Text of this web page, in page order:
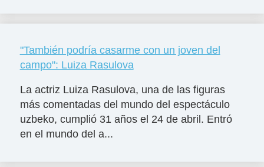
"También podría casarme con un joven del
campo": Luiza Rasulova
La actriz Luiza Rasulova, una de las figuras
más comentadas del mundo del espectáculo
uzbeko, cumplió 31 años el 24 de abril. Entró
en el mundo del a...